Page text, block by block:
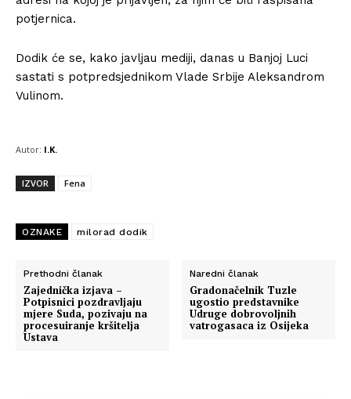
potjernica.
Dodik će se, kako javljau mediji, danas u Banjoj Luci
sastati s potpredsjednikom Vlade Srbije Aleksandrom
Vulinom.
Autor: I.K.
IZVOR Fena
OZNAKE milorad dodik
Prethodni članak
Zajednička izjava –
Potpisnici pozdravljaju
mjere Suda, pozivaju na
procesuiranje kršitelja
Ustava
Naredni članak
Gradonačelnik Tuzle
ugostio predstavnike
Udruge dobrovoljnih
vatrogasaca iz Osijeka